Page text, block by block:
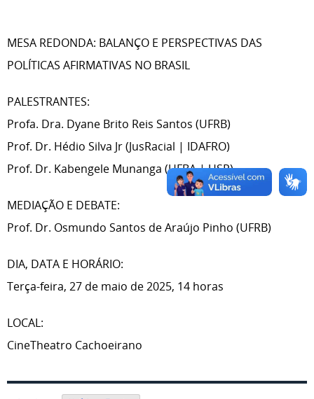
MESA REDONDA: BALANÇO E PERSPECTIVAS DAS
POLÍTICAS AFIRMATIVAS NO BRASIL
PALESTRANTES:
Profa. Dra. Dyane Brito Reis Santos (UFRB)
Prof. Dr. Hédio Silva Jr (JusRacial | IDAFRO)
Prof. Dr. Kabengele Munanga (UFBA | USP)
MEDIAÇÃO E DEBATE:
Prof. Dr. Osmundo Santos de Araújo Pinho (UFRB)
DIA, DATA E HORÁRIO:
Terça-feira, 27 de maio de 2025, 14 horas
LOCAL:
CineTheatro Cachoeirano